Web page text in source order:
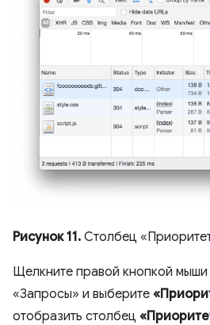
Рисунок 11. Столбец
Щелкните правой кнопкой мыши
«Запросы» и выберите
отобразить столбец